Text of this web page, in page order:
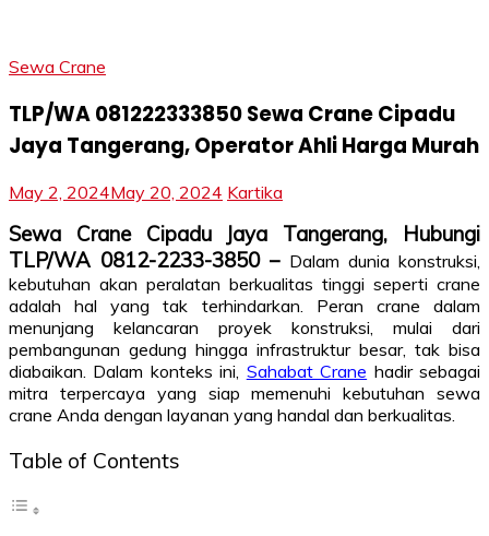
Sewa Crane
TLP/WA 081222333850 Sewa Crane Cipadu
Jaya Tangerang, Operator Ahli Harga Murah
May 2, 2024May 20, 2024 Kartika
Sewa Crane Cipadu Jaya Tangerang, Hubungi
TLP/WA 0812-2233-3850 – Dalam dunia konstruksi,
kebutuhan akan peralatan berkualitas tinggi seperti crane
adalah hal yang tak terhindarkan. Peran crane dalam
menunjang kelancaran proyek konstruksi, mulai dari
pembangunan gedung hingga infrastruktur besar, tak bisa
diabaikan. Dalam konteks ini, Sahabat Crane hadir sebagai
mitra terpercaya yang siap memenuhi kebutuhan sewa
crane Anda dengan layanan yang handal dan berkualitas.
Table of Contents